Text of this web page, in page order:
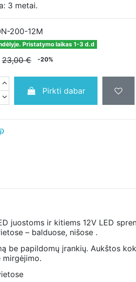
3 metai.
200-12M
Pristatymo laikas 1-3 d.d
23,00 € -20%
Pirkti dabar
juostoms ir kitiems 12V LED
– balduose, nišose .
be papildomų įrankių. Aukštos
mirgėjimo.